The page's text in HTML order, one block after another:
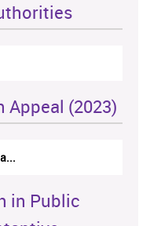
(2023)
in Public